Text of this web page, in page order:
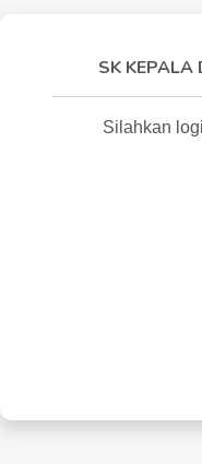
SK
Silahkan